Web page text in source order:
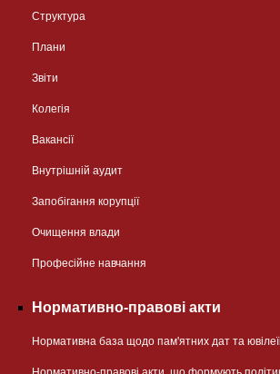
Структура
Плани
Звіти
Колегія
Вакансії
Внутрішній аудит
Запобігання корупції
Очищення влади
Професійне навчання
Нормативно-правові акти
Нормативна база щодо пам'ятних дат та